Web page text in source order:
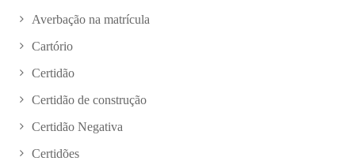
Averbação na matrícula
Cartório
Certidão
Certidão de construção
Certidão Negativa
Certidões